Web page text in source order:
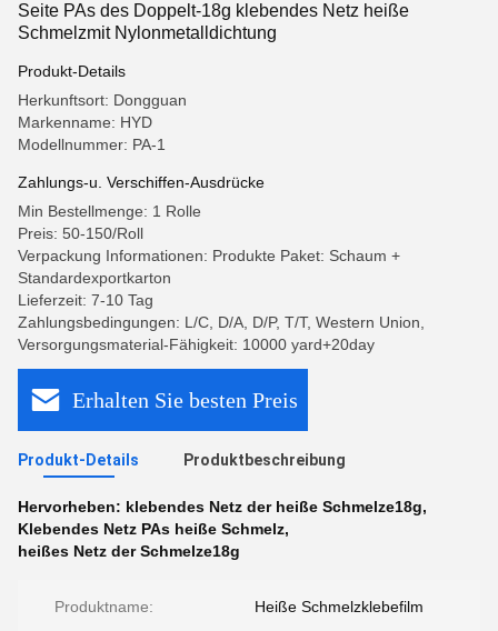
Seite PAs des Doppelt-18g klebendes Netz heiße
Schmelzmit Nylonmetalldichtung
Produkt-Details
Herkunftsort: Dongguan
Markenname: HYD
Modellnummer: PA-1
Zahlungs-u. Verschiffen-Ausdrücke
Min Bestellmenge: 1 Rolle
Preis: 50-150/Roll
Verpackung Informationen: Produkte Paket: Schaum +
Standardexportkarton
Lieferzeit: 7-10 Tag
Zahlungsbedingungen: L/C, D/A, D/P, T/T, Western Union,
Versorgungsmaterial-Fähigkeit: 10000 yard+20day
Erhalten Sie besten Preis
Produkt-Details Produktbeschreibung
Hervorheben: klebendes Netz der heiße Schmelze18g,
Klebendes Netz PAs heiße Schmelz,
heißes Netz der Schmelze18g
Produktname: Heiße Schmelzklebefilm